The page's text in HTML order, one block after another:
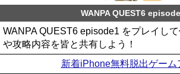
WANPA QUEST6
WANPA QUEST6 episode1 をプレイし
や攻略内容を皆と共有しよう！
新着iPhone無料脱出ゲーム